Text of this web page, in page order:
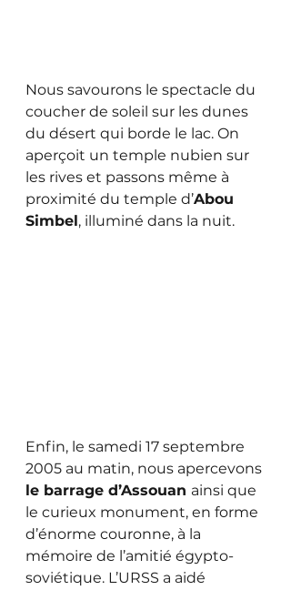
Nous savourons le spectacle du
coucher de soleil sur les dunes
du désert qui borde le lac. On
aperçoit un temple nubien sur
les rives et passons même à
proximité du temple d’Abou
Simbel, illuminé dans la nuit.
Enfin, le samedi 17 septembre
2005 au matin, nous apercevons
le barrage d’Assouan ainsi que
le curieux monument, en forme
d’énorme couronne, à la
mémoire de l’amitié égypto-
soviétique. L’URSS a aidé